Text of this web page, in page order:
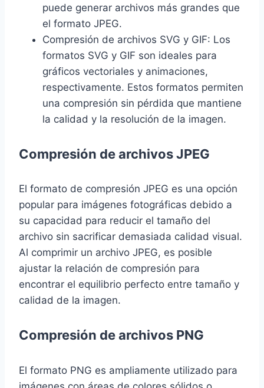
puede generar archivos más grandes que
el formato JPEG.
Compresión de archivos SVG y GIF: Los
formatos SVG y GIF son ideales para
gráficos vectoriales y animaciones,
respectivamente. Estos formatos permiten
una compresión sin pérdida que mantiene
la calidad y la resolución de la imagen.
Compresión de archivos JPEG
El formato de compresión JPEG es una opción
popular para imágenes fotográficas debido a
su capacidad para reducir el tamaño del
archivo sin sacrificar demasiada calidad visual.
Al comprimir un archivo JPEG, es posible
ajustar la relación de compresión para
encontrar el equilibrio perfecto entre tamaño y
calidad de la imagen.
Compresión de archivos PNG
El formato PNG es ampliamente utilizado para